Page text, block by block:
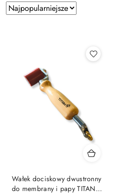
Zastosowano
sortowanie:
Sortuj
według
Wałek dociskowy dwustronny
do membrany i papy TITAN